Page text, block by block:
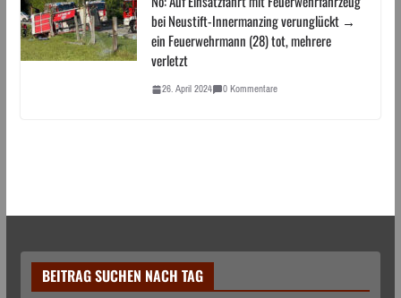
bei Neustift-Innermanzing verunglückt →
ein Feuerwehrmann (28) tot, mehrere
verletzt
26. April 2024 0 Kommentare
BEITRAG SUCHEN NACH TAG